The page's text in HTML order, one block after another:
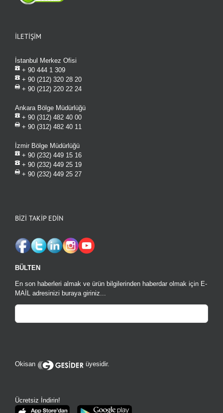
İLETİŞİM
İstanbul Merkez Ofisi
+ 90 444 1 309
+ 90 (212) 320 28 20
+ 90 (212) 220 22 24
Ankara Bölge Müdürlüğü
+ 90 (312) 482 40 00
+ 90 (312) 482 40 11
İzmir Bölge Müdürlüğü
+ 90 (232) 449 15 16
+ 90 (232) 449 25 19
+ 90 (232) 449 25 27
BİZİ TAKİP EDİN
BÜLTEN
En son haberleri almak ve ürün bilgilerinden haberdar olmak için E-
MAİL adresinizi buraya giriniz...
bırakılmalıdır
Okisan üyesidir.
Ücretsiz İndirin!